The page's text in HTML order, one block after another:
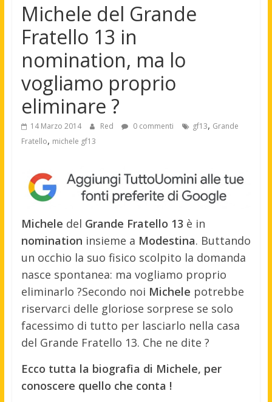
Michele del Grande
Fratello 13 in
nomination, ma lo
vogliamo proprio
eliminare ?
14 Marzo 2014 Red 0 commenti gf13, Grande
Fratello, michele gf13
Michele del Grande Fratello 13 è in
nomination insieme a Modestina. Buttando
un occhio la suo fisico scolpito la domanda
nasce spontanea: ma vogliamo proprio
eliminarlo ?Secondo noi Michele potrebbe
riservarci delle gloriose sorprese se solo
facessimo di tutto per lasciarlo nella casa
del Grande Fratello 13. Che ne dite ?
Ecco tutta la biografia di Michele, per
conoscere quello che conta !